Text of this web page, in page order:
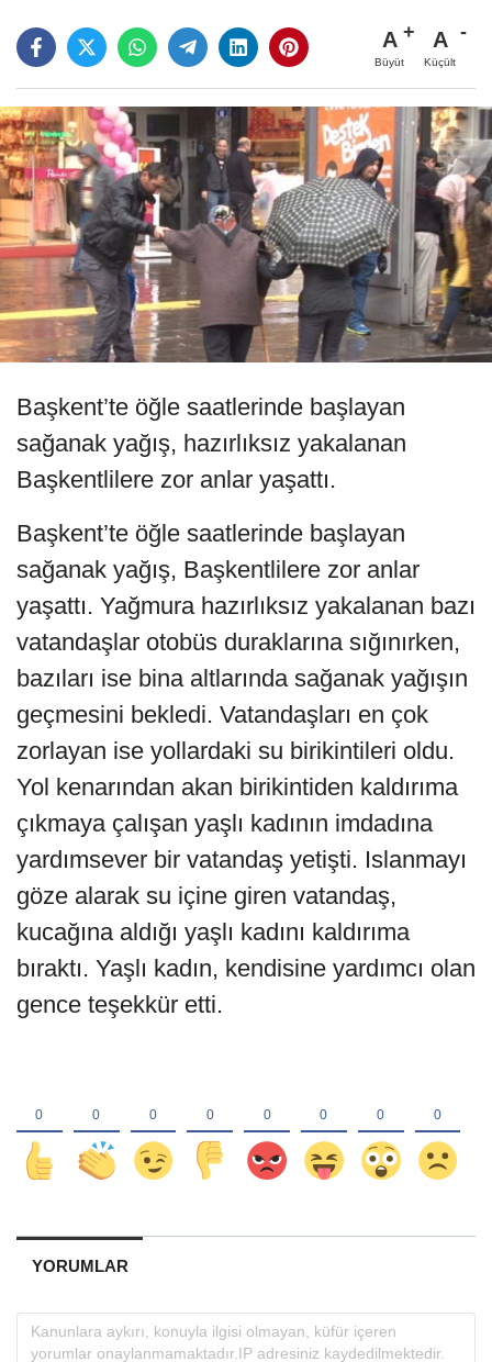
A
Büyüt
A
Küçült
Başkent’te öğle saatlerinde başlayan
sağanak yağış, hazırlıksız yakalanan
Başkentlilere zor anlar yaşattı.
Başkent’te öğle saatlerinde başlayan
sağanak yağış, Başkentlilere zor anlar
yaşattı. Yağmura hazırlıksız yakalanan bazı
vatandaşlar otobüs duraklarına sığınırken,
bazıları ise bina altlarında sağanak yağışın
geçmesini bekledi. Vatandaşları en çok
zorlayan ise yollardaki su birikintileri oldu.
Yol kenarından akan birikintiden kaldırıma
çıkmaya çalışan yaşlı kadının imdadına
yardımsever bir vatandaş yetişti. Islanmayı
göze alarak su içine giren vatandaş,
kucağına aldığı yaşlı kadını kaldırıma
bıraktı. Yaşlı kadın, kendisine yardımcı olan
gence teşekkür etti.
YORUMLAR